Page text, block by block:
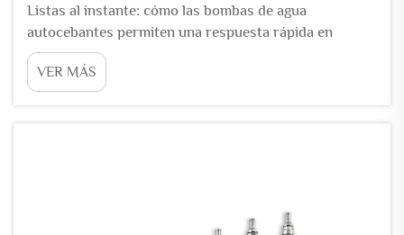
Listas al instante: cómo las bombas de agua
autocebantes permiten una respuesta rápida en
emergencias. Eliminación del cebado manual para un
funcionamiento inmediato. Las bombas de agua
autocebantes entran en funcionamiento en
VER MÁS